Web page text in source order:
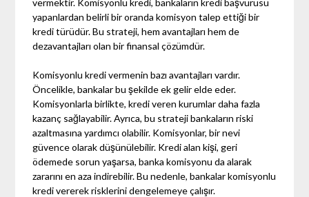
yapanlardan belirli bir oranda komisyon talep ettiği bir
kredi türüdür. Bu strateji, hem avantajları hem de
dezavantajları olan bir finansal çözümdür.
Komisyonlu kredi vermenin bazı avantajları vardır.
Öncelikle, bankalar bu şekilde ek gelir elde eder.
Komisyonlarla birlikte, kredi veren kurumlar daha fazla
kazanç sağlayabilir. Ayrıca, bu strateji bankaların riski
azaltmasına yardımcı olabilir. Komisyonlar, bir nevi
güvence olarak düşünülebilir. Kredi alan kişi, geri
ödemede sorun yaşarsa, banka komisyonu da alarak
zararını en aza indirebilir. Bu nedenle, bankalar komisyonlu
kredi vererek risklerini dengelemeye çalışır.